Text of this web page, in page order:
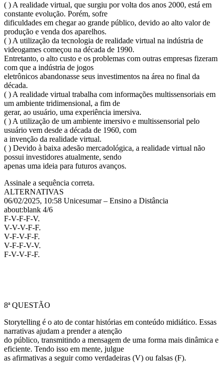
( ) A realidade virtual, que surgiu por volta dos anos 2000, está em
constante evolução. Porém, sofre
dificuldades em chegar ao grande público, devido ao alto valor de
produção e venda dos aparelhos.
( ) A utilização da tecnologia de realidade virtual na indústria de
videogames começou na década de 1990.
Entretanto, o alto custo e os problemas com outras empresas fizeram
com que a indústria de jogos
eletrônicos abandonasse seus investimentos na área no final da
década.
( ) A realidade virtual trabalha com informações multissensoriais em
um ambiente tridimensional, a fim de
gerar, ao usuário, uma experiência imersiva.
( ) A utilização de um ambiente imersivo e multissensorial pelo
usuário vem desde a década de 1960, com
a invenção da realidade virtual.
( ) Devido à baixa adesão mercadológica, a realidade virtual não
possui investidores atualmente, sendo
apenas uma ideia para futuros avanços.
Assinale a sequência correta.
ALTERNATIVAS
06/02/2025, 10:58 Unicesumar – Ensino a Distância
about:blank 4/6
F-V-F-F-V.
V-V-V-F-F.
V-F-V-F-F.
V-F-F-V-V.
F-V-V-F-F.
8ª QUESTÃO
Storytelling é o ato de contar histórias em conteúdo midiático. Essas
narrativas ajudam a prender a atenção
do público, transmitindo a mensagem de uma forma mais dinâmica e
eficiente. Tendo isso em mente, julgue
as afirmativas a seguir como verdadeiras (V) ou falsas (F).